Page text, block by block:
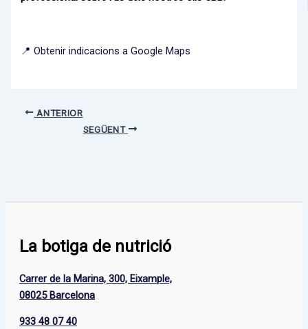
📍 Obtenir indicacions a Google Maps
ANTERIOR
SEGÜENT
La botiga de nutrició
Carrer de la Marina, 300, Eixample,
08025 Barcelona
933 48 07 40